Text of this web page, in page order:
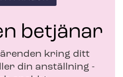
betjänar
kring ditt
din anställning -